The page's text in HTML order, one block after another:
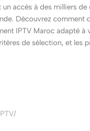
accès à des milliers de
Découvrez comment
IPTV Maroc adapté à
de sélection, et les